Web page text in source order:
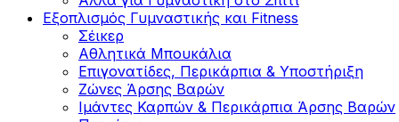
Εξοπλισμός Γυμναστικής και Fitness
Σέικερ
Αθλητικά Μπουκάλια
Επιγονατίδες, Περικάρπια & Υποστήριξη
Ζώνες Άρσης Βαρών
Ιμάντες Καρπών & Περικάρπια Άρσης Βαρών